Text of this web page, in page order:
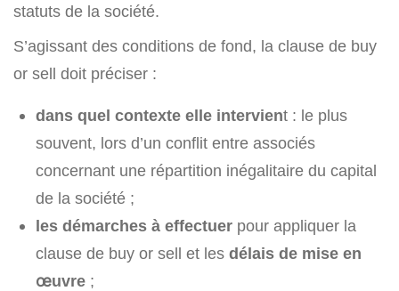
statuts de la société.
S’agissant des conditions de fond, la clause de buy
or sell doit préciser :
dans quel contexte elle intervient : le plus
souvent, lors d’un conflit entre associés
concernant une répartition inégalitaire du capital
de la société ;
les démarches à effectuer pour appliquer la
clause de buy or sell et les délais de mise en
œuvre ;